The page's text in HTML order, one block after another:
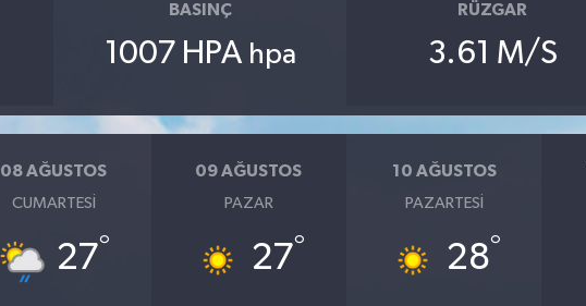
BASINÇ
1007 HPA hpa
RÜZGAR
3.61 M/S
08 AĞUSTOS
CUMARTESI
27°
09 AĞUSTOS
PAZAR
27°
10 AĞUSTOS
PAZARTESI
28°